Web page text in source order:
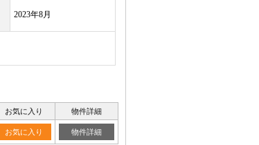
2023年8月
お気に入り 物件詳細
お気に入り 物件詳細